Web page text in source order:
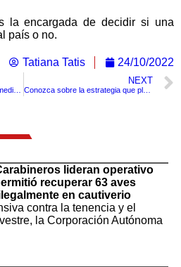
la encargada de decidir si una
país o no.
Tatiana Tatis 24/10/2022
NEXT
Conozca sobre la estrategia que plantea el Gobierno nacional para eliminar la figura del contratista
lideran operativo
recuperar 63 aves
en cautiverio
contra la tenencia y el
la Corporación Autónoma